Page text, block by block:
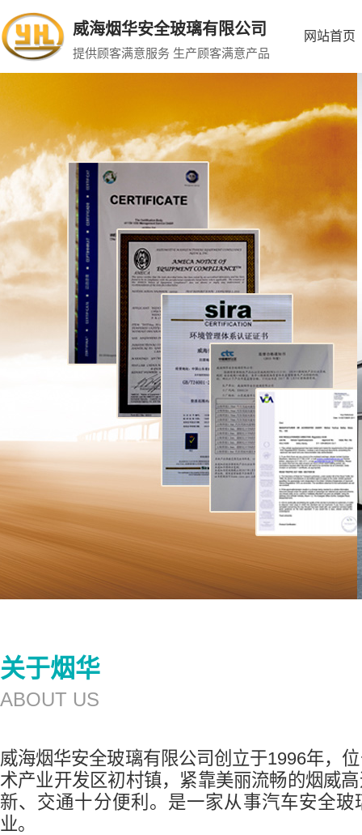
威海烟华安全玻璃有限公司
提供顾客满意服务 生产顾客满意产品
网站首页
关于烟华
ABOUT US
威海烟华安全玻璃有限公司创立于1996年，
术产业开发区初村镇，紧靠美丽流畅的烟威
新、交通十分便利。是一家从事汽车安全玻
业。